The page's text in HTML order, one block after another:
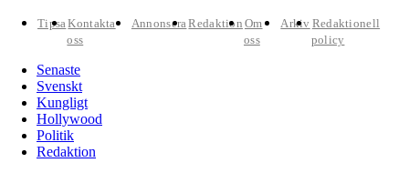
TipsaKontakta
oss
AnnonseraRedaktion Om
oss
Arkiv Redaktionell
policy
Senaste
Svenskt
Kungligt
Hollywood
Politik
Redaktion